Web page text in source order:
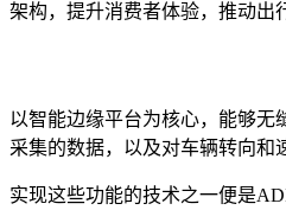
架构，提升消费者体验，推动出
以智能边缘平台为核心，能够无
采集的数据，以及对车辆转向和
实现这些功能的技术之一便是